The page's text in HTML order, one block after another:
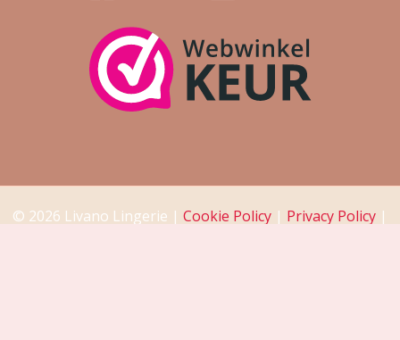
© 2026 Livano Lingerie | Cookie Policy | Privacy Policy |